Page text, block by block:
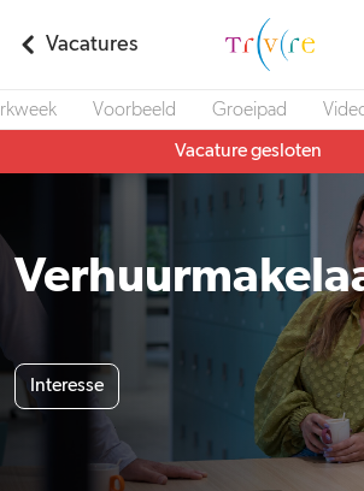
Vacatures
Voorbeeld Groeipad
Vacature gesloten
Interesse